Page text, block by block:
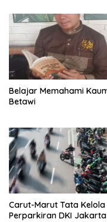
Belajar Memahami
Betawi
Carut-Marut Tata Kelola
Perparkiran DKI Jakarta